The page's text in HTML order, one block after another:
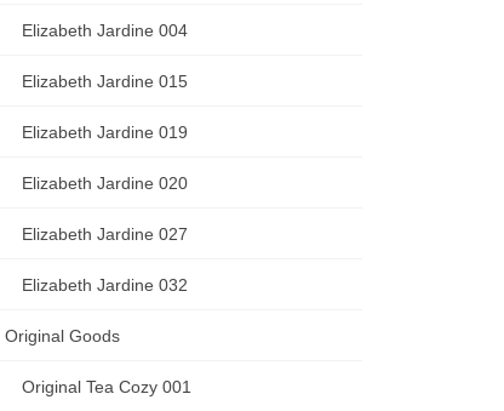
Elizabeth Jardine 004
Elizabeth Jardine 015
Elizabeth Jardine 019
Elizabeth Jardine 020
Elizabeth Jardine 027
Elizabeth Jardine 032
Original Goods
Original Tea Cozy 001